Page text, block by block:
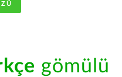
gömülü